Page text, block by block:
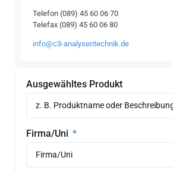
Telefon (089) 45 60 06 70
Telefax (089) 45 60 06 80
info@c3-analysentechnik.de
Ausgewähltes Produkt
Firma/Uni